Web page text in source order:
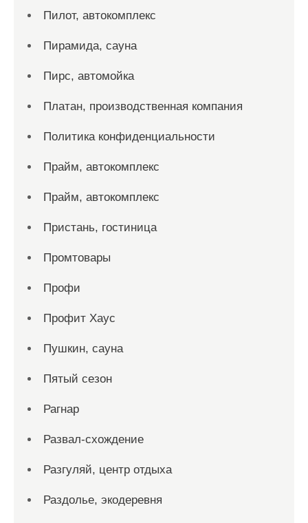
Пилот, автокомплекс
Пирамида, сауна
Пирс, автомойка
Платан, производственная компания
Политика конфиденциальности
Прайм, автокомплекс
Прайм, автокомплекс
Пристань, гостиница
Промтовары
Профи
Профит Хаус
Пушкин, сауна
Пятый сезон
Рагнар
Развал-схождение
Разгуляй, центр отдыха
Раздолье, экодеревня